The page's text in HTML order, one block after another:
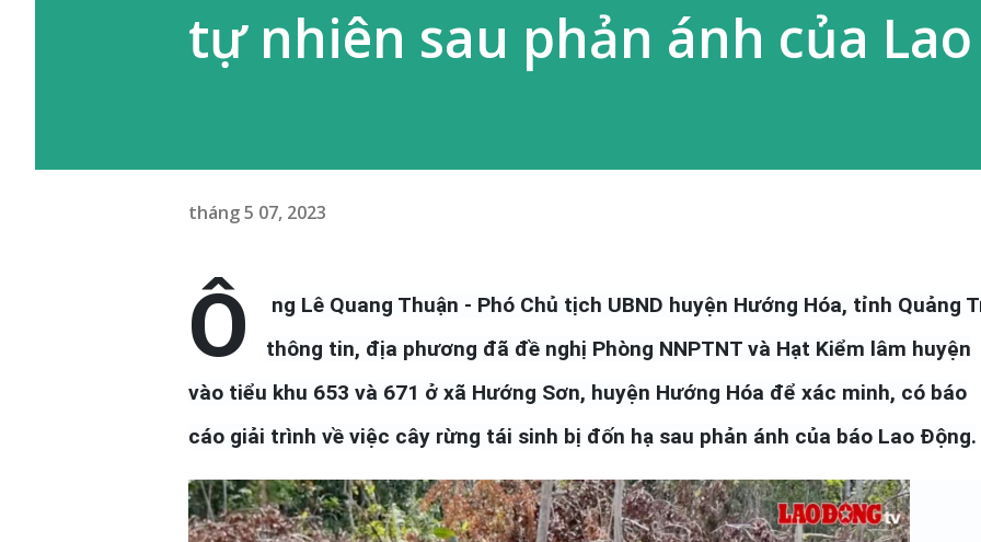
tự nhiên sau phản ánh của
tháng 5 07, 2023
Ô
ng Lê Quang Thuận - Phó Chủ tịch UBND huyện Hướng Hóa, tỉnh Quảng
thông tin, địa phương đã đề nghị Phòng NNPTNT và Hạt Kiểm lâm huyện
vào tiểu khu 653 và 671 ở xã Hướng Sơn, huyện Hướng Hóa để xác minh, có báo
cáo giải trình về việc cây rừng tái sinh bị đốn hạ sau phản ánh của báo Lao Động.